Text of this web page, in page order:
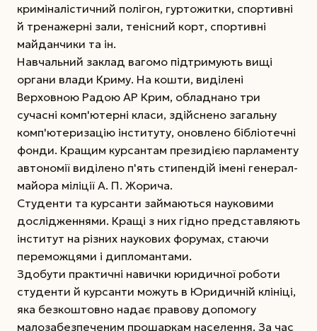
криміналістичний полігон, гуртожитки, спортивні
й тренажерні зали, тенісний корт, спортивні
майданчики та ін.
Навчальний заклад вагомо підтримують вищі
органи влади Криму. На кошти, виділені
Верховною Радою АР Крим, обладнано три
сучасні комп'ютерні класи, здійснено загальну
комп'ютеризацію інституту, оновлено бібліотечні
фонди. Кращим курсантам президією парламенту
автономії виділено п'ять стипендій імені генерал-
майора міліції А. П. Жорича.
Студенти та курсанти займаються науковими
дослідженнями. Кращі з них гідно представляють
інститут на різних наукових форумах, стаючи
переможцями і дипломантами.
Здобути практичні навички юридичної роботи
студенти й курсанти можуть в Юридичній клініці,
яка безкоштовно надає правову допомогу
малозабезпеченим прошаркам населення. За час